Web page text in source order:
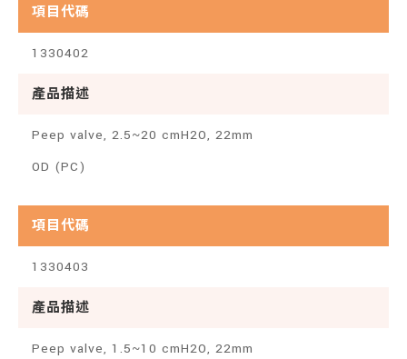
項目代碼
1330402
產品描述
Peep valve, 2.5~20 cmH2O, 22mm
OD (PC)
項目代碼
1330403
產品描述
Peep valve, 1.5~10 cmH2O, 22mm